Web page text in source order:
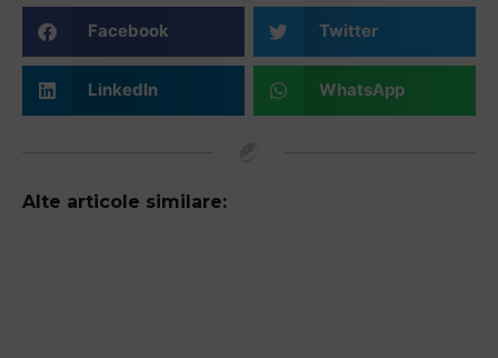
Facebook Twitter
LinkedIn WhatsApp
Alte articole similare: